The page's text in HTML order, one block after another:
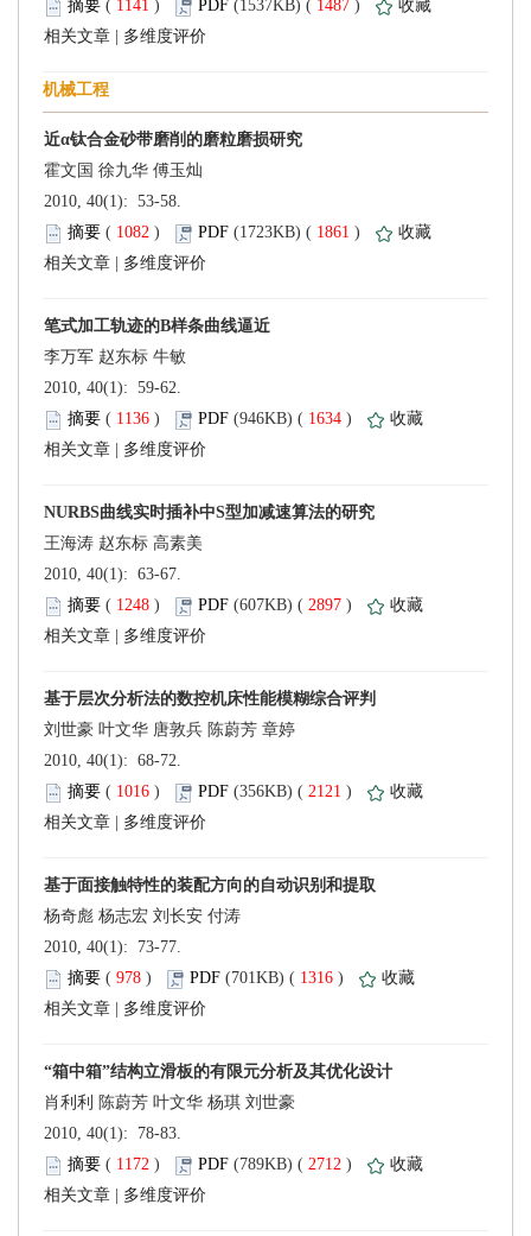
( ) 1487 )
2010, 40(1): 53-58.
(
) 1861 )
2010, 40(1): 59-62.
(
) 1634 )
2010, 40(1): 63-67.
(
) 2897 )
2010, 40(1): 68-72.
(
) 2121 )
2010, 40(1): 73-77.
(
) 1316 )
2010, 40(1): 78-83.
(
) 2712 )